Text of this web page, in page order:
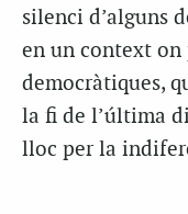
silenci d’alguns
en un context
democràtiques,
la fi de l’última
lloc per la